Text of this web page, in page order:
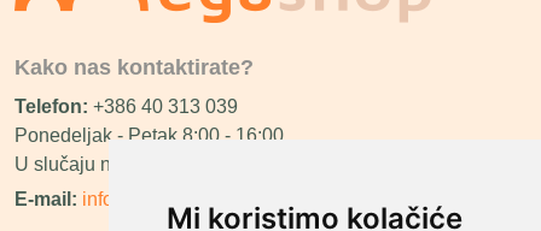
Mi koristimo kolačiće
Kako nas kontaktirate?
Telefon: +386 40 313 039
Ponedeljak - Petak 8:00 - 16:00
U slučaju neraspoloživosti ćemo vas nazvati.
E-mail: info@megashop.hr